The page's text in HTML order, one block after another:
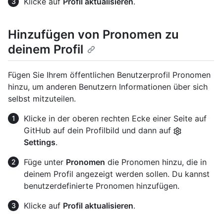
Hinzufügen von Pronomen zu
deinem Profil
Fügen Sie Ihrem öffentlichen Benutzerprofil Pronomen
hinzu, um anderen Benutzern Informationen über sich
selbst mitzuteilen.
Klicke in der oberen rechten Ecke einer Seite auf
GitHub auf dein Profilbild und dann auf
Settings.
Füge unter Pronomen die Pronomen hinzu, die in
deinem Profil angezeigt werden sollen. Du kannst
benutzerdefinierte Pronomen hinzufügen.
Klicke auf Profil aktualisieren.